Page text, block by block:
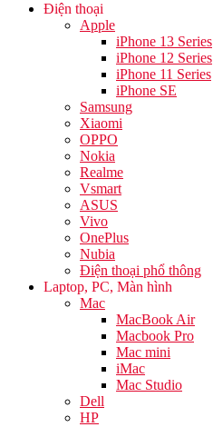
Điện thoại
Apple
iPhone 13 Series
iPhone 12 Series
iPhone 11 Series
iPhone SE
Samsung
Xiaomi
OPPO
Nokia
Realme
Vsmart
ASUS
Vivo
OnePlus
Nubia
Điện thoại phổ thông
Laptop, PC, Màn hình
Mac
MacBook Air
Macbook Pro
Mac mini
iMac
Mac Studio
Dell
HP